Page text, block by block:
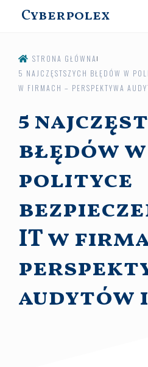
Cyberpolex
STRONA GŁÓWNA
5 NAJCZĘSTSZYCH BŁĘDÓW W
W FIRMACH – PERSPEKTYWA
5
błędów w
polityce
IT w
audytów